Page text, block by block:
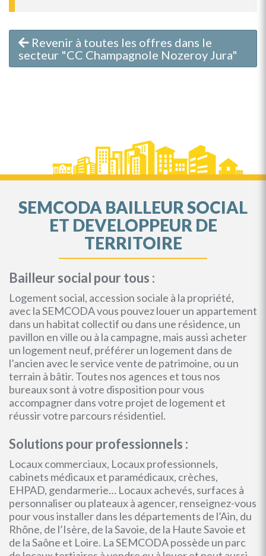
Revenir à toutes les offres dans le
secteur "CC Champagnole Nozeroy Jura"
SEMCODA BAILLEUR SOCIAL
ET DEVELOPPEUR DE
TERRITOIRE
Bailleur social pour tous :
Logement social, accession sociale à la propriété,
avec la SEMCODA vous pouvez louer un appartement
dans un habitat collectif ou dans une résidence, un
pavillon en ville ou à la campagne, mais aussi acheter
un logement neuf, préférer un logement dans de
l’ancien avec le service vente de patrimoine, ou un
terrain à bâtir. Toutes nos agences et tous nos
bureaux sont à votre disposition pour vous
accompagner dans votre projet de logement et
réussir votre parcours résidentiel.
Solutions pour professionnels :
Locaux commerciaux, Locaux professionnels,
cabinets médicaux et paramédicaux, crèches,
EHPAD, gendarmerie… Locaux achevés, surfaces à
personnaliser ou plateaux à agencer, renseignez-vous
pour vous installer dans les départements de l’Ain, du
Rhône, de l’Isère, de la Savoie, de la Haute Savoie et
de la Saône et Loire. La SEMCODA possède un parc